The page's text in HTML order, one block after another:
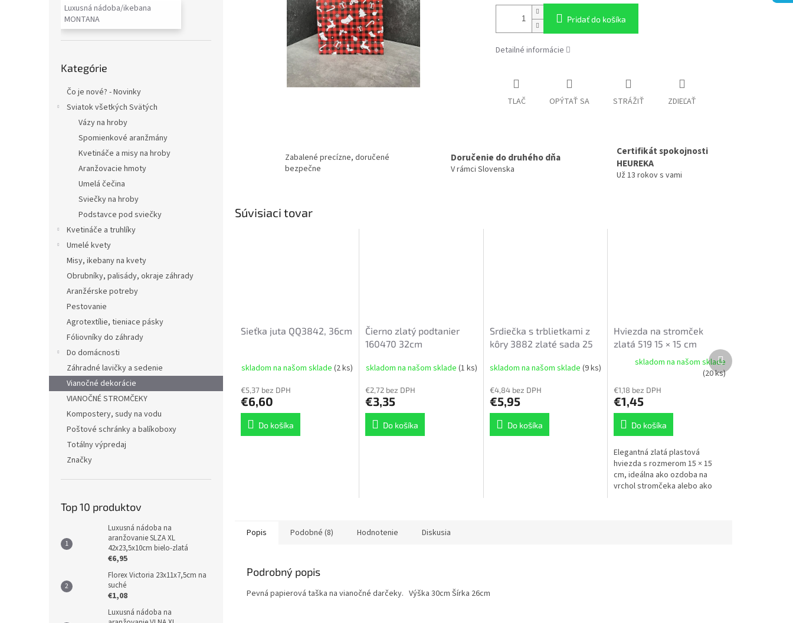
Luxusná nádoba/ikebana
MONTANA
kategórie
Kategórie
Čo je nové? - Novinky
Sviatok všetkých Svätých
Vázy na hroby
Spomienkové aranžmány
Kvetináče a misy na hroby
Aranžovacie hmoty
Umelá čečina
Sviečky na hroby
Podstavce pod sviečky
Kvetináče a truhlíky
Umelé kvety
Misy, ikebany na kvety
Obrubníky, palisády, okraje záhrady
Aranžérske potreby
Pestovanie
Agrotextílie, tieniace pásky
Fóliovníky do záhrady
Do domácnosti
Záhradné lavičky a sedenie
Vianočné dekorácie
VIANOČNÉ STROMČEKY
Kompostery, sudy na vodu
Poštové schránky a balíkoboxy
Totálny výpredaj
Značky
Top 10 produktov
Luxusná nádoba na
aranžovanie SLZA XL
42x23,5x10cm bielo-zlatá
€6,95
Florex Victoria 23x11x7,5cm na
suché
€1,08
Luxusná nádoba na
Pridať do košíka
Detailné informácie
TLAČ OPÝTAŤ SA STRÁŽIŤ ZDIEĽAŤ
Zabalené precízne, doručené
bezpečne
Doručenie do druhého dňa
V rámci Slovenska
Certifikát spokojnosti
HEUREKA
Už 13 rokov s vami
Súvisiaci tovar
Sieťka juta QQ3842, 36cm
skladom na našom sklade (2 ks)
€5,37 bez DPH
€6,60
Do košíka
Čierno zlatý podtanier
160470 32cm
skladom na našom sklade (1 ks)
€2,72 bez DPH
€3,35
Do košíka
Srdiečka s trblietkami z
kôry 3882 zlaté sada 25
skladom na našom sklade(9 ks)
€4,84 bez DPH
€5,95
Do košíka
Hviezda na stromček
zlatá 519 15 × 15 cm
skladom na našom sklade
(20 ks)
€1,18 bez DPH
€1,45
Do košíka
Elegantná zlatá plastová
hviezda s rozmerom 15 × 15
cm, ideálna ako ozdoba na
vrchol stromčeka alebo ako
Ďalší
produkt
Popis Podobné (8) Hodnotenie Diskusia
Podrobný popis
Pevná papierová taška na vianočné darčeky. Výška 30cm Šírka 26cm